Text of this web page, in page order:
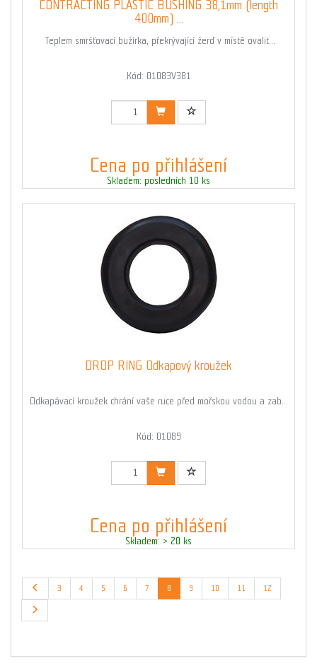
CONTRACTING PLASTIC BUSHING 38,1mm (length
400mm) ...
Teplem smršťovací bužírka, překrývající žerď v místě ovalit...
Kód: 01083V381
Cena po přihlášení
Skladem: posledních 10 ks
DROP RING Odkapový kroužek
Odkapávací kroužek chrání vaše ruce před mořskou vodou a zab...
Kód: 01089
Cena po přihlášení
Skladem: > 20 ks
3 4 5 6 7 8 9 10 11 12